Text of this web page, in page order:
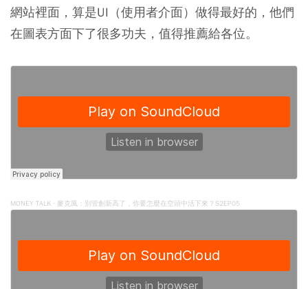
網站裡面，算是UI（使用者介面）做得最好的，他們
在圖表方面下了很多功夫，值得推薦給各位。
MONEY TALK · 麥克風：別管創新高了，你要怎麼在空頭中活下來？S2EP05